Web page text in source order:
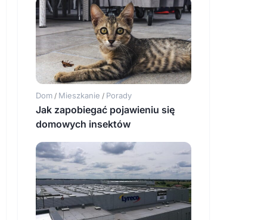
Dom / Mieszkanie / Porady
Jak zapobiegać pojawieniu się
domowych insektów